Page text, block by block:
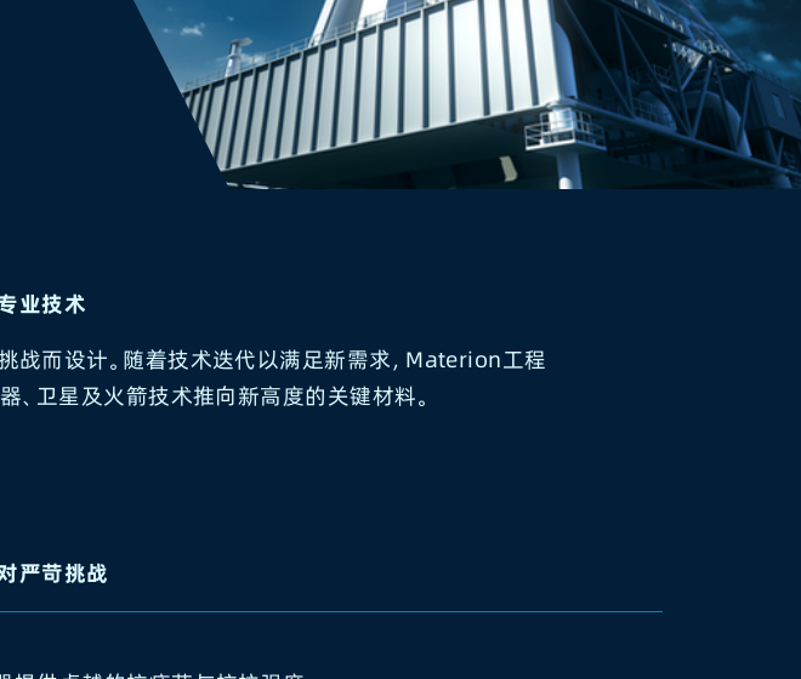
业技术
而设计。​​随着技术迭代以满足新需求，Materion工程
卫星及火箭技术推向新高度的关键材料。
严苛挑战